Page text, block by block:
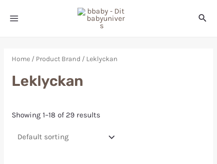
Home/ Product Brand / Leklyckan
Leklyckan
Showing 1–18 of 29 results